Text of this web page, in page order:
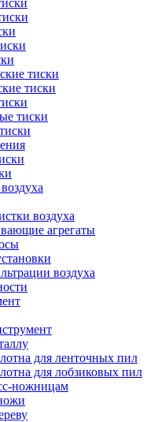
тиски
тиски
тиски
воздуха
агрегаты
воздуха
для ленточных пил
для лобзиковых пил
ножницам